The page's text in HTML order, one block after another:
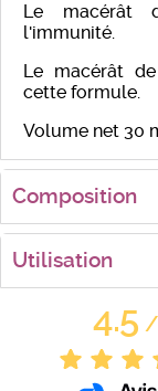
Le macérât
l'immunité.
Le macérât
cette formule.
Volume net 30
Composition
Utilisation
4.5/